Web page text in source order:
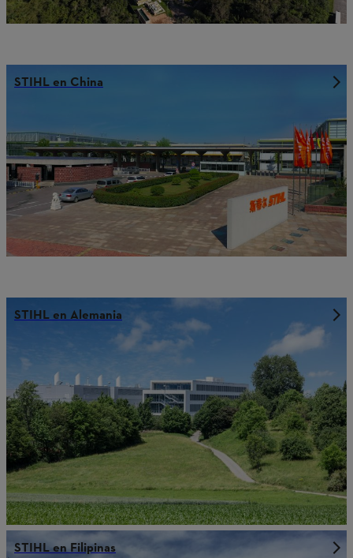
STIHL en China
STIHL en Alemania
STIHL en Filipinas